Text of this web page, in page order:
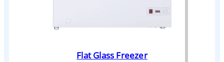
Flat Glass Freezer